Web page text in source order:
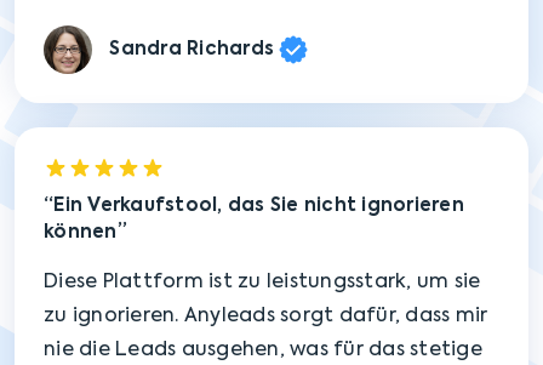
Sandra Richards
Ein Verkaufstool, das Sie nicht ignorieren
können
Diese Plattform ist zu leistungsstark, um sie
zu ignorieren. Anyleads sorgt dafür, dass mir
nie die Leads ausgehen, was für das stetige